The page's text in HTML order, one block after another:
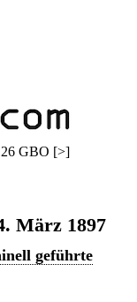
GBO [>]
März 1897
geführte